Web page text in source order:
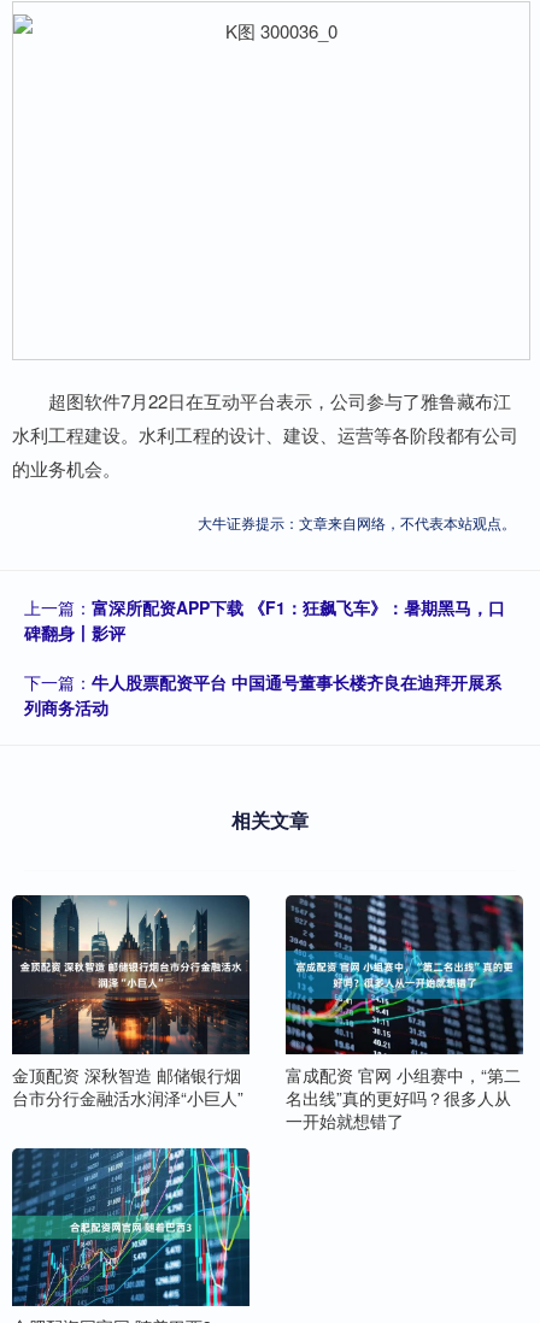
超图软件7月22日在互动平台表示，公司参与了雅鲁藏布江
水利工程建设。水利工程的设计、建设、运营等各阶段都有公司
的业务机会。
大牛证券提示：文章来自网络，不代表本站观点。
上一篇： 富深所配资APP下载 《F1：狂飙飞车》：暑期黑马，口
碑翻身丨影评
下一篇： 牛人股票配资平台 中国通号董事长楼齐良在迪拜开展系
列商务活动
相关文章
金顶配资 深秋智造 邮储银行烟
台市分行金融活水润泽“小巨人”
富成配资 官网 小组赛中，“第二
名出线”真的更好吗？很多人从
一开始就想错了